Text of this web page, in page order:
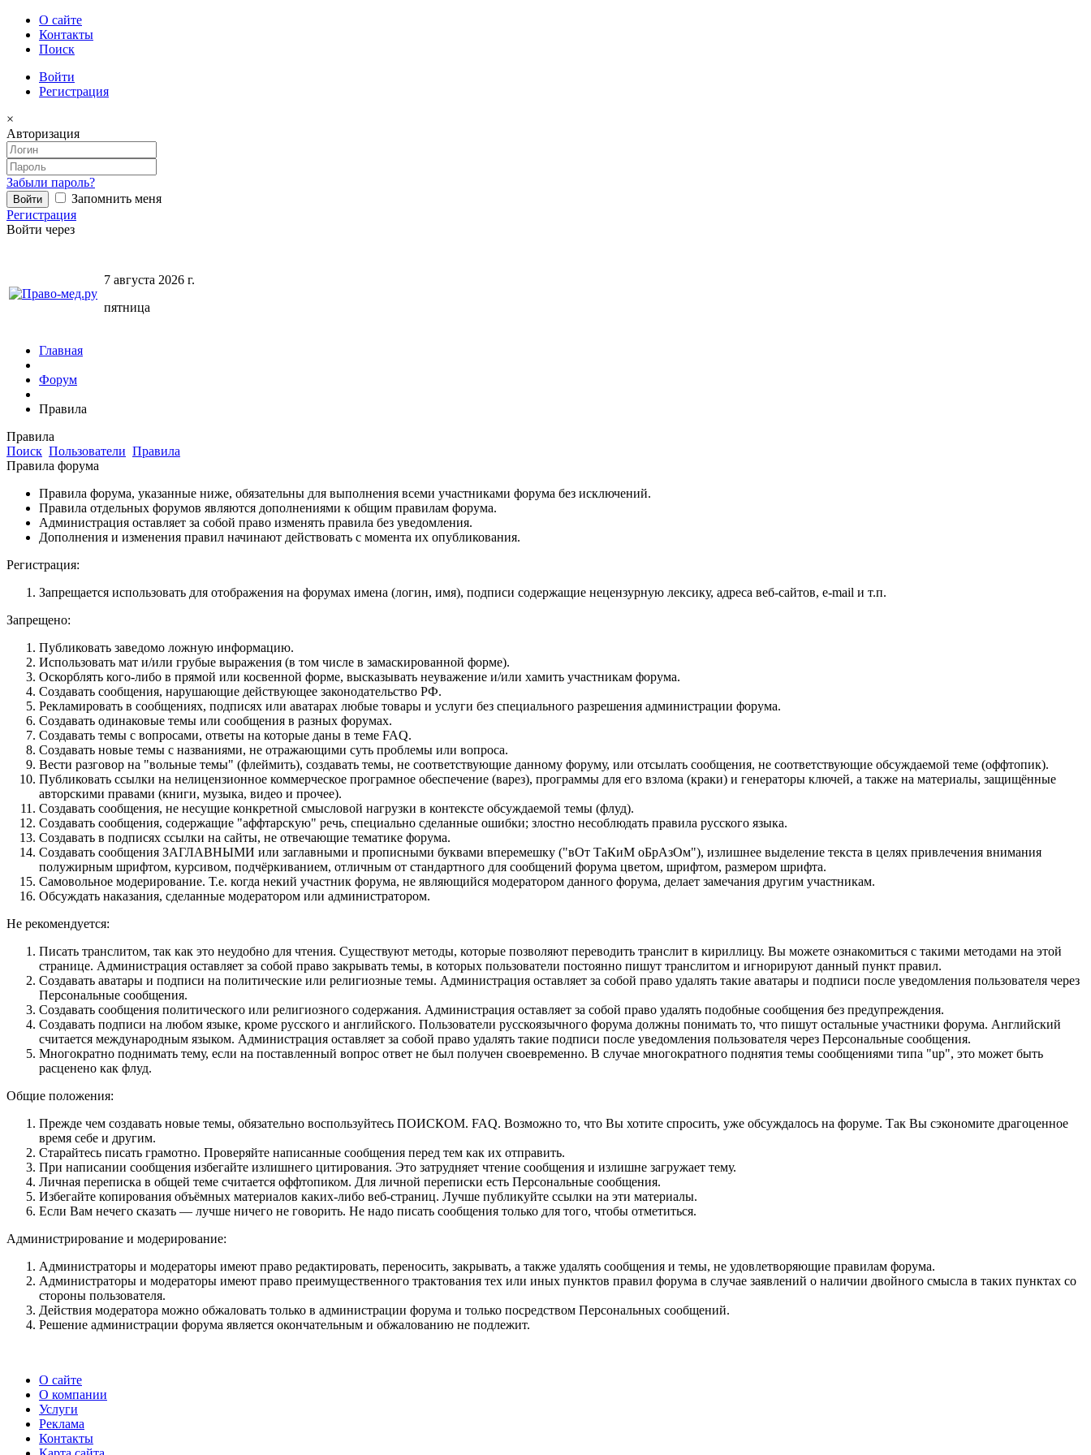
О сайте
Контакты
Поиск
Войти
Регистрация
×
Авторизация
Забыли пароль?
Запомнить меня
Регистрация
Войти через
7 августа 2026 г.
пятница
Главная
Форум
Правила
Правила
Поиск Пользователи Правила
Правила форума
Правила форума, указанные ниже, обязательны для выполнения всеми участниками форума без исключений.
Правила отдельных форумов являются дополнениями к общим правилам форума.
Администрация оставляет за собой право изменять правила без уведомления.
Дополнения и изменения правил начинают действовать с момента их опубликования.
Регистрация:
Запрещается использовать для отображения на форумах имена (логин, имя), подписи содержащие нецензурную лексику, адреса веб-сайтов, e-mail и т.п.
Запрещено:
Публиковать заведомо ложнyю инфоpмацию.
Использовать мат и/или грубые выражения (в том числе в замаскированной форме).
Оскорблять кого-либо в прямой или косвенной форме, высказывать неуважение и/или хамить участникам форума.
Создавать сообщения, наpyшающие действyющее законодательство РФ.
Рекламировать в сообщениях, подписях или аватарах любые товары и услуги без специального разрешения администрации форума.
Создавать одинаковые темы или сообщения в разных форумах.
Создавать темы с вопросами, ответы на которые даны в теме FAQ.
Создавать новые темы с названиями, не отражающими суть проблемы или вопроса.
Вести разговор на "вольные темы" (флеймить), создавать темы, не соответствующие данному форуму, или отсылать сообщения, не соответствующие обсуждаемой теме (оффтопик).
Публиковать ссылки на нелицензионное коммерческое програмное обеспечение (варез), программы для его взлома (краки) и генераторы ключей, а также на материалы, защищённые
авторскими правами (книги, музыка, видео и прочее).
Создавать сообщения, не несущие конкретной смысловой нагрузки в контексте обсуждаемой темы (флуд).
Создавать сообщения, содержащие "аффтарскую" речь, специально сделанные ошибки; злостно несоблюдать правила русского языка.
Создавать в подписях ссылки на сайты, не отвечающие тематике форума.
Cоздавать сообщения ЗАГЛАВНЫМИ или заглавными и прописными буквами вперемешку ("вОт ТаКиМ оБрАзОм"), излишнее выделение текста в целях привлечения внимания
полужирным шрифтом, курсивом, подчёркиванием, отличным от стандартного для сообщений форума цветом, шрифтом, размером шрифта.
Самовольное модерирование. Т.е. когда некий участник форума, не являющийся модератором данного форума, делает замечания другим участникам.
Обсуждать наказания, сделанные модератором или администратором.
Не рекомендуется:
Писать транслитом, так как это неудобно для чтения. Существуют методы, которые позволяют переводить транслит в кириллицу. Вы можете ознакомиться с такими методами на этой
странице. Администрация оставляет за собой право закрывать темы, в которых пользователи постоянно пишут транслитом и игнорируют данный пункт правил.
Создавать аватары и подписи на политические или религиозные темы. Администрация оставляет за собой право удалять такие аватары и подписи после уведомления пользователя через
Персональные сообщения.
Создавать сообщения политического или религиозного содержания. Администрация оставляет за собой право удалять подобные сообщения без предупреждения.
Создавать подписи на любом языке, кроме русского и английского. Пользователи русскоязычного форума должны понимать то, что пишут остальные участники форума. Английский
считается международным языком. Администрация оставляет за собой право удалять такие подписи после уведомления пользователя через Персональные сообщения.
Многократно поднимать тему, если на поставленный вопрос ответ не был получен своевременно. В случае многократного поднятия темы сообщениями типа "up", это может быть
расценено как флуд.
Общие положения:
Прежде чем создавать новые темы, обязательно воспользуйтесь ПОИСКОМ. FAQ. Возможно то, что Вы хотите спросить, уже обсуждалось на форуме. Так Вы сэкономите драгоценное
время себе и другим.
Старайтесь писать грамотно. Проверяйте написанные сообщения перед тем как их отправить.
При написании сообщения избегайте излишнего цитирования. Это затрудняет чтение сообщения и излишне загружает тему.
Личная переписка в общей теме считается оффтопиком. Для личной переписки есть Персональные сообщения.
Избегайте копирования объёмных материалов каких-либо веб-страниц. Лучше публикуйте ссылки на эти материалы.
Если Вам нечего сказать — лучше ничего не говорить. Не надо писать сообщения только для того, чтобы отметиться.
Администрирование и модерирование:
Администраторы и модераторы имеют право редактировать, переносить, закрывать, а также удалять сообщения и темы, не удовлетворяющие правилам форума.
Администраторы и модераторы имеют право преимущественного трактования тех или иных пунктов правил форума в случае заявлений о наличии двойного смысла в таких пунктах со
стороны пользователя.
Действия модератора можно обжаловать только в администрации форума и только посредством Персональных сообщений.
Решение администрации форума является окончательным и обжалованию не подлежит.
О сайте
О компании
Услуги
Реклама
Контакты